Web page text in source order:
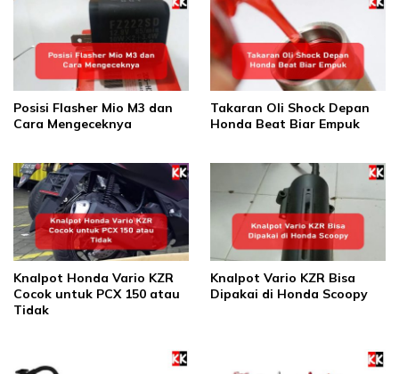
Posisi Flasher Mio M3 dan
Cara Mengeceknya
Takaran Oli Shock Depan
Honda Beat Biar Empuk
Knalpot Honda Vario KZR
Cocok untuk PCX 150 atau
Tidak
Knalpot Vario KZR Bisa
Dipakai di Honda Scoopy